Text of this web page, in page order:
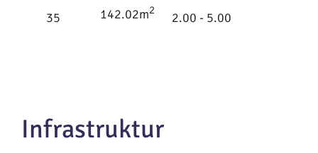
35
142.02m2 2.00 - 5.00
Infrastruktur